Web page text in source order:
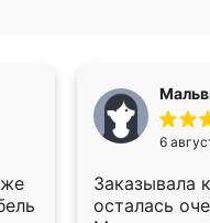
6
Заказывала
осталась